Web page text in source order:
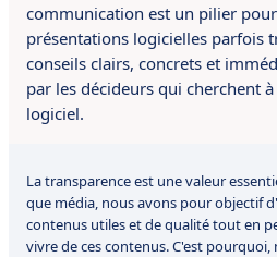
communication est un pilier
présentations logicielles parfois
conseils clairs, concrets et
par les décideurs qui cherchent
logiciel.
La transparence est une valeur
que média, nous avons pour objectif
contenus utiles et de qualité tout en
vivre de ces contenus. C'est